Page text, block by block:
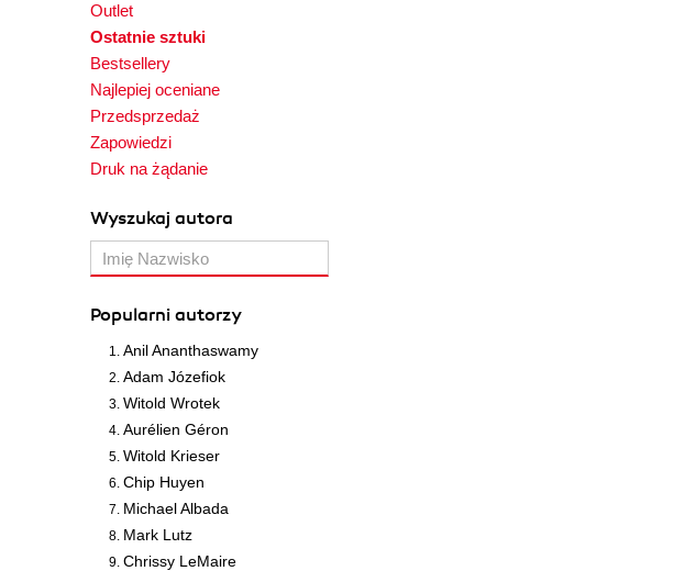
Outlet
Ostatnie sztuki
Bestsellery
Najlepiej oceniane
Przedsprzedaż
Zapowiedzi
Druk na żądanie
Wyszukaj autora
Popularni autorzy
Anil Ananthaswamy
Adam Józefiok
Witold Wrotek
Aurélien Géron
Witold Krieser
Chip Huyen
Michael Albada
Mark Lutz
Chrissy LeMaire